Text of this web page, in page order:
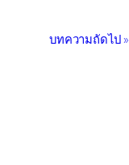
บทความถัดไป